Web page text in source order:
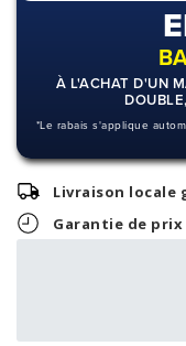
À L'ACHAT D'UN
*Le rabais s'applique
Livraison locale
Garantie de prix